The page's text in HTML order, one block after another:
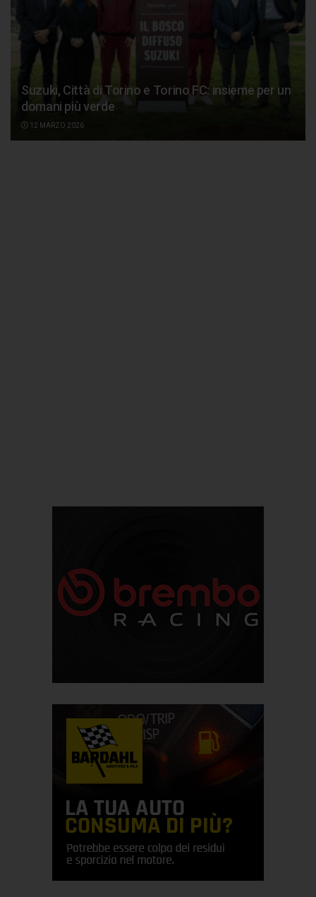
Suzuki, Città di Torino e Torino FC: insieme per un
domani più verde
12 MARZO 2026